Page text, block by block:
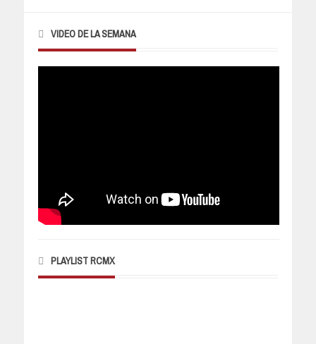
VIDEO DE LA SEMANA
PLAYLIST RCMX